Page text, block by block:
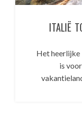
ITALIË
Het heerlijke
is